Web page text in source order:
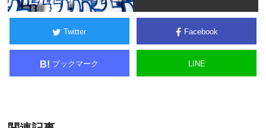
Twitter Facebook
B! ブックマーク LINE